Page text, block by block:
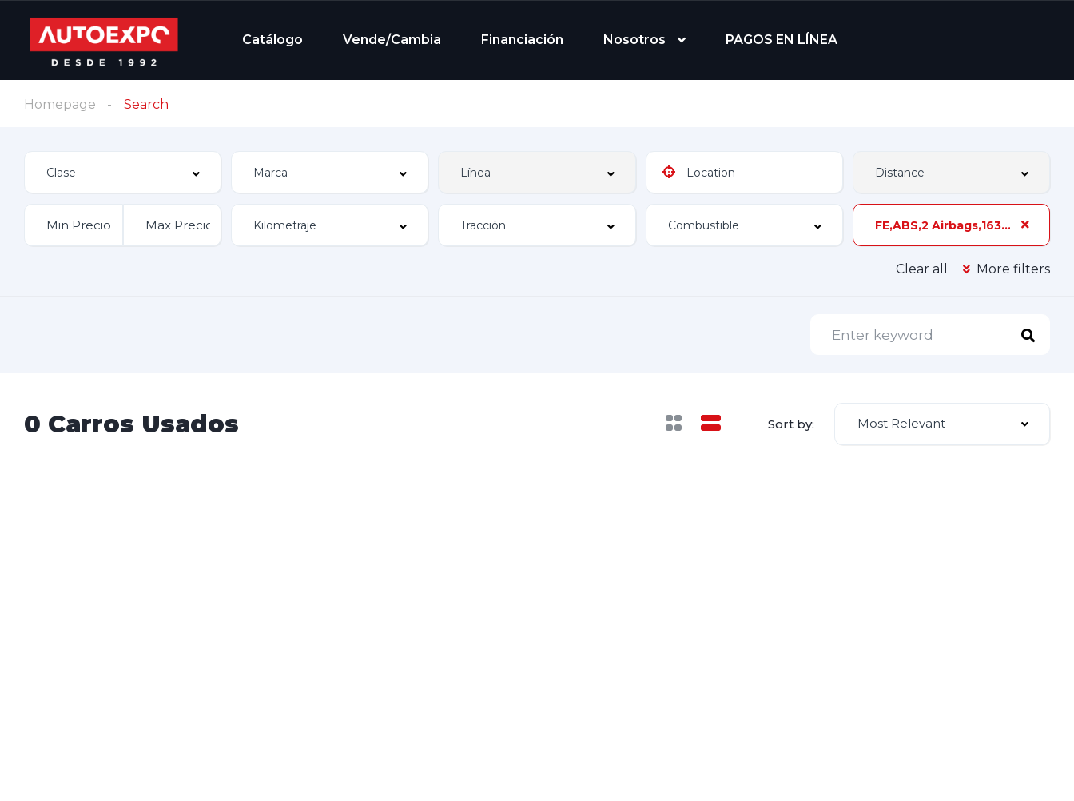
Catálogo Vende/Cambia Financiación Nosotros PAGOS EN LÍNEA
Homepage Search
FE,ABS,2 Airbags,163 hp,3 Dueños
Clear all More filters
0 Carros Usados Sort by: Most Relevant